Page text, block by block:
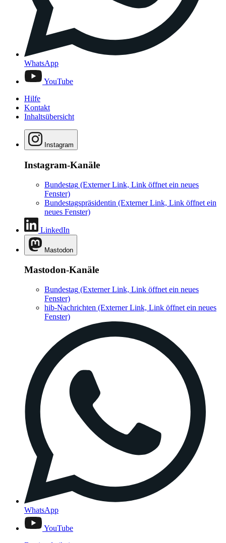
WhatsApp
YouTube
Hilfe
Kontakt
Inhaltsübersicht
Instagram
Instagram-Kanäle
Bundestag (Externer Link, Link öffnet ein neues
Fenster)
Bundestagspräsidentin (Externer Link, Link öffnet ein
neues Fenster)
LinkedIn
Mastodon
Mastodon-Kanäle
Bundestag (Externer Link, Link öffnet ein neues
Fenster)
hib-Nachrichten (Externer Link, Link öffnet ein neues
Fenster)
WhatsApp
YouTube